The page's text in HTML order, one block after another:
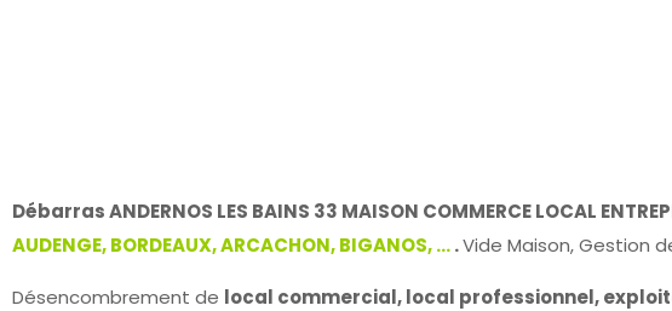
Débarras ANDERNOS LES BAINS 33 MAISON COMMERCE LOCAL
AUDENGE, BORDEAUX, ARCACHON, BIGANOS, ….Vide Maison, Gestion
Désencombrement de local commercial,local professionnel,